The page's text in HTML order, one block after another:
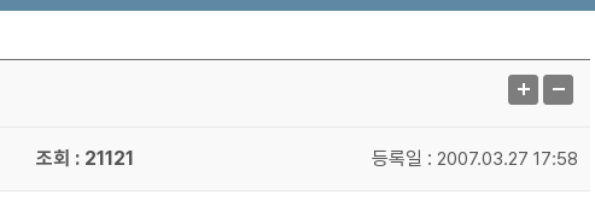
조회 : 21121 등록일 : 2007.03.27 17:58